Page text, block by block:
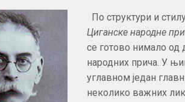
По структури и
Циганске народне
се готово нимало од
народних прича. У
углавном један
неколико важних